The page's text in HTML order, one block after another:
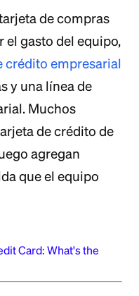
de compras
el gasto del equipo,
crédito empresarial
y una línea de
Muchos
de crédito de
agregan
que el equipo
Card: What's the